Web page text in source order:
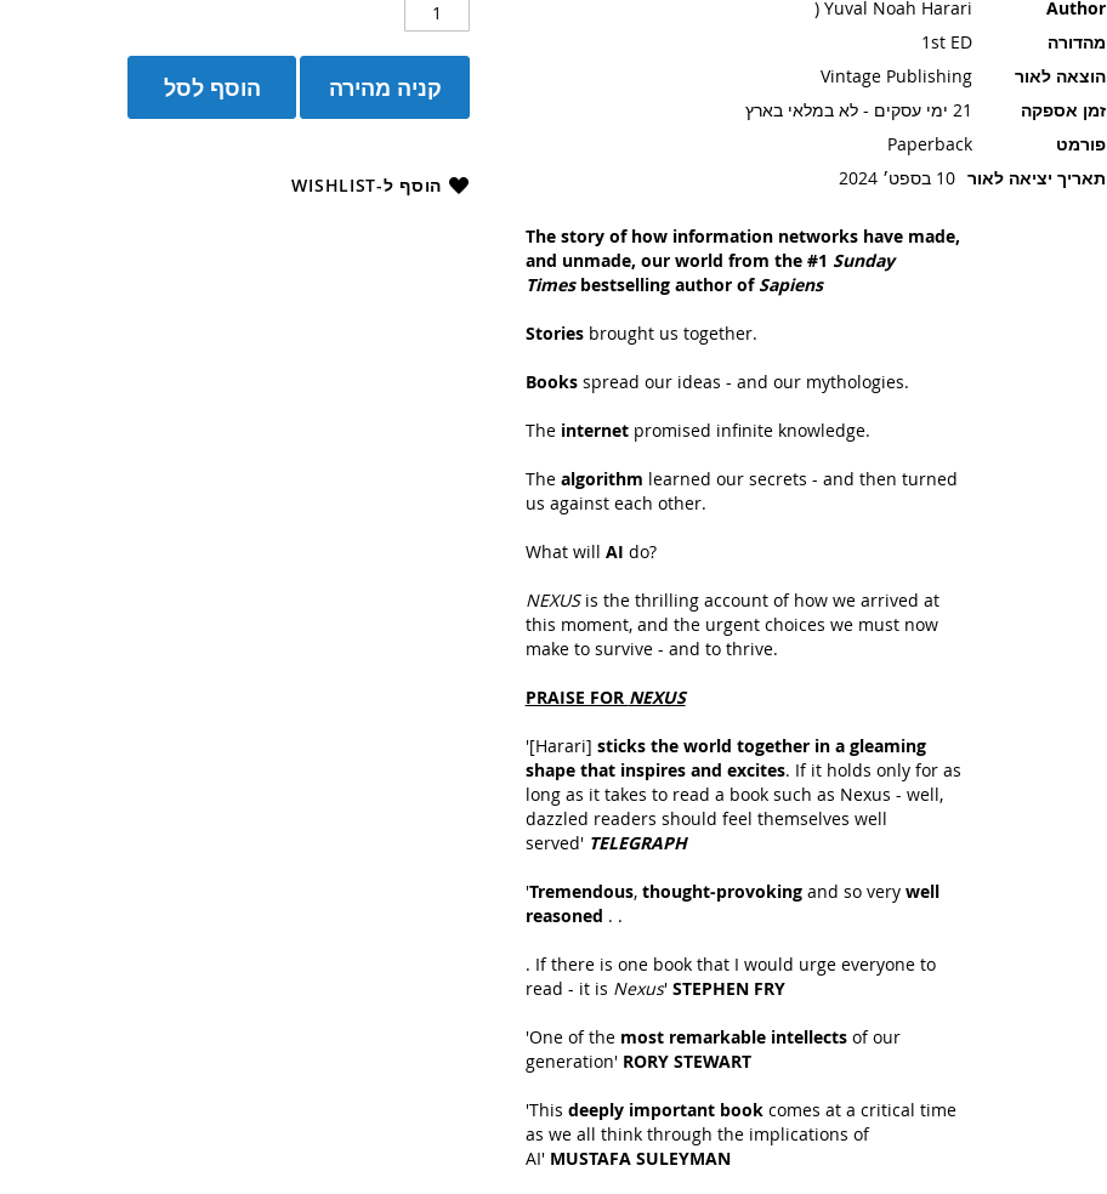
הוסף לסל קניה מהירה
הוסף ל-WISHLIST
Author
Yuval Noah Harari (
מהדורה
1st ED
הוצאה לאור
Vintage Publishing
זמן אספקה
21 ימי עסקים - לא במלאי בארץ
פורמט
Paperback
תאריך יציאה לאור 10 בספט׳ 2024
The story of how information networks have made,
and unmade, our world from the #1 Sunday
Times bestselling author ofSapiens
Storiesbrought us together.
Booksspread our ideas - and our mythologies.
The internetpromised infinite knowledge.
The algorithm learned our secrets - and then turned
us against each other.
What will AI do?
NEXUSis the thrilling account of how we arrived at
this moment, and the urgent choices we must now
make to survive - and to thrive.
PRAISE FOR NEXUS
'[Harari] sticks the world together in a gleaming
shape that inspires and excites. If it holds only for as
long as it takes to read a book such as Nexus - well,
dazzled readers should feel themselves well
served' TELEGRAPH
'Tremendous, thought-provokingand so very well
reasoned . .
. If there is one book that I would urge everyone to
read - it is Nexus' STEPHEN FRY
'One of the most remarkable intellectsof our
generation' RORY STEWART
'This deeply important bookcomes at a critical time
as we all think through the implications of
AI' MUSTAFA SULEYMAN